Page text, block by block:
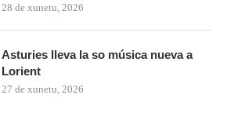
28 de xunetu, 2026
Asturies lleva la so música nueva a
Lorient
27 de xunetu, 2026